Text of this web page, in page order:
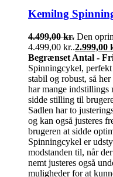
Kemilng
4.499,00kr. Den
4.499,00 kr..2.999,00
Begrænset
Spinningcykel,
stabil og robust, så
har mange indstillings
sidde stilling til
Sadlen har to
og kan også justeres
brugeren at sidde
Spinningcykel er
modstanden til, når
nemt justeres også
muligheder for at